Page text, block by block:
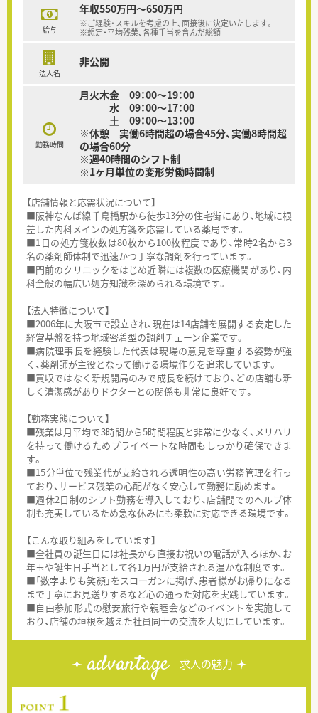
給与
年収550万円～650万円
※ご経験・スキルを考慮の上、面接後に決定いたします。
※想定・平均残業、各種手当を含んだ総額
法人名
非公開
勤務時間
月火木金 09：00～19：00
水 09：00～17：00
土 09：00～13：00
※休憩 実働6時間超の場合45分、実働8時間超
の場合60分
※週40時間のシフト制
※1ヶ月単位の変形労働時間制
【店舗情報と応需状況について】
■阪神なんば線千鳥橋駅から徒歩13分の住宅街にあり、地域に根
差した内科メインの処方箋を応需している薬局です。
■1日の処方箋枚数は80枚から100枚程度であり、常時2名から3
名の薬剤師体制で迅速かつ丁寧な調剤を行っています。
■門前のクリニックをはじめ近隣には複数の医療機関があり、内
科全般の幅広い処方知識を深められる環境です。
【法人特徴について】
■2006年に大阪市で設立され、現在は14店舗を展開する安定した
経営基盤を持つ地域密着型の調剤チェーン企業です。
■病院理事長を経験した代表は現場の意見を尊重する姿勢が強
く、薬剤師が主役となって働ける環境作りを追求しています。
■買収ではなく新規開局のみで成長を続けており、どの店舗も新
しく清潔感がありドクターとの関係も非常に良好です。
【勤務実態について】
■残業は月平均で3時間から5時間程度と非常に少なく、メリハリ
を持って働けるためプライベートな時間もしっかり確保できま
す。
■15分単位で残業代が支給される透明性の高い労務管理を行っ
ており、サービス残業の心配がなく安心して勤務に励めます。
■週休2日制のシフト勤務を導入しており、店舗間でのヘルプ体
制も充実しているため急な休みにも柔軟に対応できる環境です。
【こんな取り組みをしています】
■全社員の誕生日には社長から直接お祝いの電話が入るほか、お
年玉や誕生日手当として各1万円が支給される温かな制度です。
■「数字よりも笑顔」をスローガンに掲げ、患者様がお帰りになる
まで丁寧にお見送りするなど心の通った対応を実践しています。
■自由参加形式の慰安旅行や親睦会などのイベントを実施して
おり、店舗の垣根を越えた社員同士の交流を大切にしています。
advantage 求人の魅力